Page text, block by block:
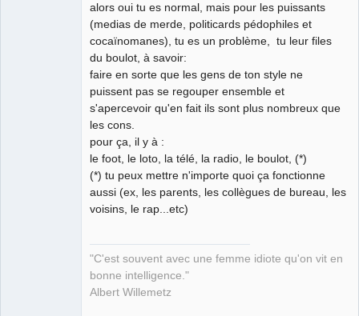
alors oui tu es normal, mais pour les puissants
(medias de merde, politicards pédophiles et
cocaïnomanes), tu es un problème, tu leur files
du boulot, à savoir:
faire en sorte que les gens de ton style ne
puissent pas se regouper ensemble et
s'apercevoir qu'en fait ils sont plus nombreux que
les cons.
pour ça, il y à :
le foot, le loto, la télé, la radio, le boulot, (*)
(*) tu peux mettre n'importe quoi ça fonctionne
aussi (ex, les parents, les collègues de bureau, les
voisins, le rap...etc)
"C'est souvent avec une femme idiote qu'on vit en
bonne intelligence."
Albert Willemetz